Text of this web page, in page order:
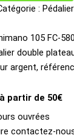
:
105 FC-
double
argent,
partir de 50€
ouvrées
contactez-